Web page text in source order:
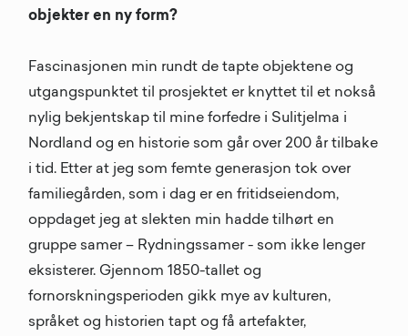
objekter en ny form?
Fascinasjonen min rundt de tapte objektene og
utgangspunktet til prosjektet er knyttet til et nokså
nylig bekjentskap til mine forfedre i Sulitjelma i
Nordland og en historie som går over 200 år tilbake
i tid. Etter at jeg som femte generasjon tok over
familiegården, som i dag er en fritidseiendom,
oppdaget jeg at slekten min hadde tilhørt en
gruppe samer – Rydningssamer - som ikke lenger
eksisterer. Gjennom 1850-tallet og
fornorskningsperioden gikk mye av kulturen,
språket og historien tapt og få artefakter,